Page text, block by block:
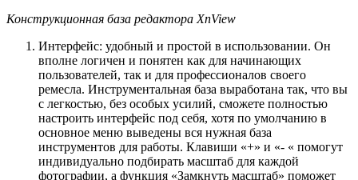
Конструкционная база редактора XnView
Интерфейс: удобный и простой в использовании. Он
вполне логичен и понятен как для начинающих
пользователей, так и для профессионалов своего
ремесла. Инструментальная база выработана так, что вы
с легкостью, без особых усилий, сможете полностью
настроить интерфейс под себя, хотя по умолчанию в
основное меню выведены вся нужная база
инструментов для работы. Клавиши «+» и «- « помогут
индивидуально подбирать масштаб для каждой
фотографии, а функция «Замкнуть масштаб» поможет